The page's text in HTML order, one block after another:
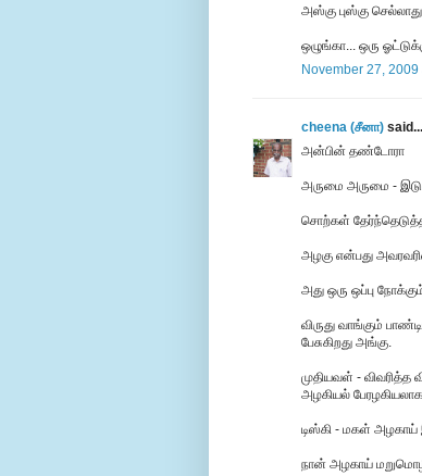
அஸ்கு புஸ்கு
ஒழுங்கா... ஒரு
November 27, 2009
cheena (சீனா) said...
அன்பின் தண்டோரா
அருமை அருமை -
சொற்கள்
அழகு என்பது
அது ஒரு ஒப்பு
விருது வாங்கும்
பேசுகிறது அங்கு.
முதியவள் - விவரித்த
அழகியல்
டிஸ்கி - மகள் அழகாய்
நான் அழகாய்